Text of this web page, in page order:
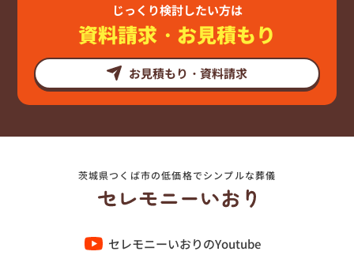
じっくり検討したい方は
資料請求・お見積もり
お見積もり・資料請求
茨城県つくば市の低価格でシンプルな葬儀
セレモニーいおりのYoutube